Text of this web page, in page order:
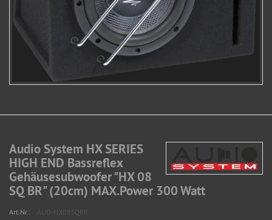
Audio System HX SERIES
HIGH END Bassreflex
Gehäusesubwoofer "HX 08
SQ BR" (20cm) MAX.Power 300 Watt
Art.Nr.: AUD-HX08SQBR